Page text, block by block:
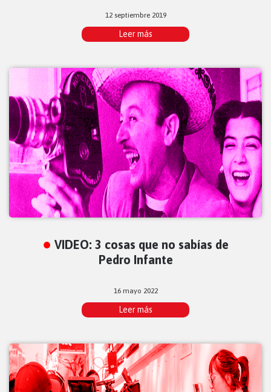
12 septiembre 2019
Leer más
VIDEO: 3 cosas que no sabías de
Pedro Infante
16 mayo 2022
Leer más